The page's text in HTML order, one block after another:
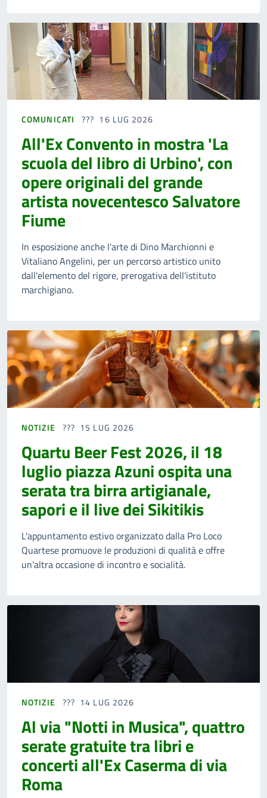
COMUNICATI 16 LUG 2026
All'Ex Convento in mostra 'La
scuola del libro di Urbino', con
opere originali del grande
artista novecentesco Salvatore
Fiume
In esposizione anche l'arte di Dino Marchionni e
Vitaliano Angelini, per un percorso artistico unito
dall'elemento del rigore, prerogativa dell'istituto
marchigiano.
NOTIZIE 15 LUG 2026
Quartu Beer Fest 2026, il 18
luglio piazza Azuni ospita una
serata tra birra artigianale,
sapori e il live dei Sikitikis
L'appuntamento estivo organizzato dalla Pro Loco
Quartese promuove le produzioni di qualità e offre
un'altra occasione di incontro e socialità.
NOTIZIE 14 LUG 2026
Al via "Notti in Musica", quattro
serate gratuite tra libri e
concerti all'Ex Caserma di via
Roma